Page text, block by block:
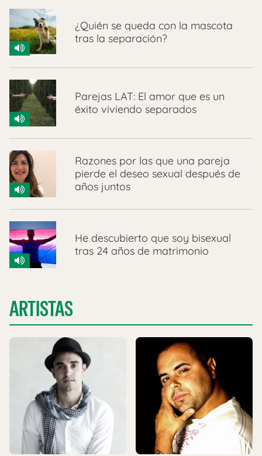
¿Quién se queda con la mascota
tras la separación?
Parejas LAT: El amor que es un
éxito viviendo separados
Razones por las que una pareja
pierde el deseo sexual después de
años juntos
He descubierto que soy bisexual
tras 24 años de matrimonio
ARTISTAS